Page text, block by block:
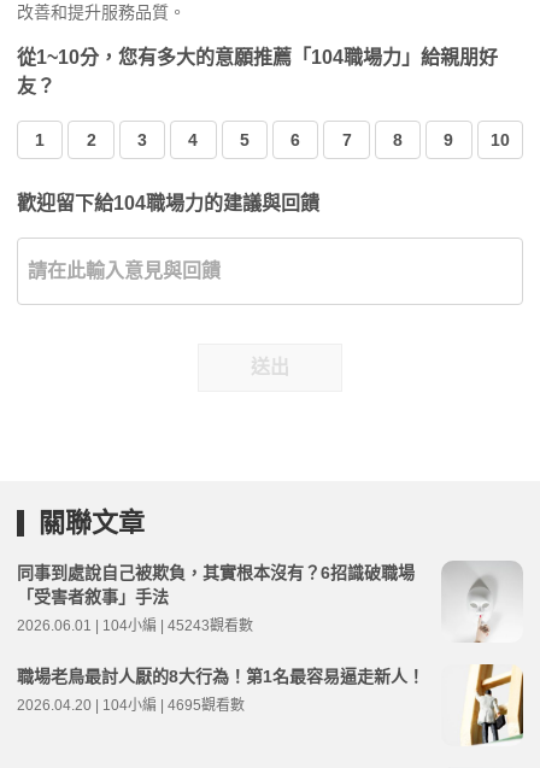
改善和提升服務品質。
從1~10分，您有多大的意願推薦「104職場力」給親朋好
友？
1 2 3 4 5 6 7 8 9 10
歡迎留下給104職場力的建議與回饋
送出
關聯文章
同事到處說自己被欺負，其實根本沒有？6招識破職場
「受害者敘事」手法
2026.06.01 | 104小編 | 45243觀看數
職場老鳥最討人厭的8大行為！第1名最容易逼走新人！
2026.04.20 | 104小編 | 4695觀看數